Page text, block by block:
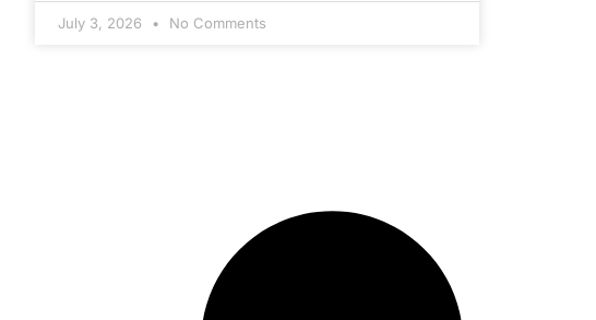
July 3, 2026 No Comments